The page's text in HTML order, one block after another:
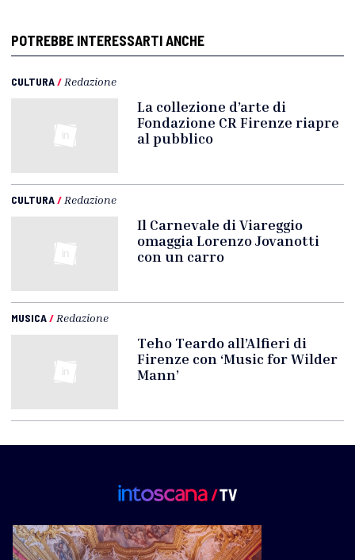
POTREBBE INTERESSARTI ANCHE
CULTURA/ Redazione
La collezione d’arte di
Fondazione CR Firenze riapre
al pubblico
CULTURA/ Redazione
Il Carnevale di Viareggio
omaggia Lorenzo Jovanotti
con un carro
MUSICA/ Redazione
Teho Teardo all’Alfieri di
Firenze con ‘Music for Wilder
Mann’